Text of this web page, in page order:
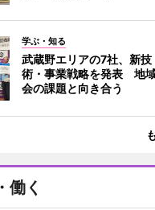
学ぶ・知る
武蔵野エリアの7社、新技
術・事業戦略を発表 地
会の課題と向き合う
働く